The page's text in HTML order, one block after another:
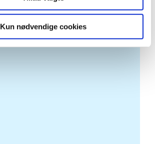
Kun nødvendige cookies